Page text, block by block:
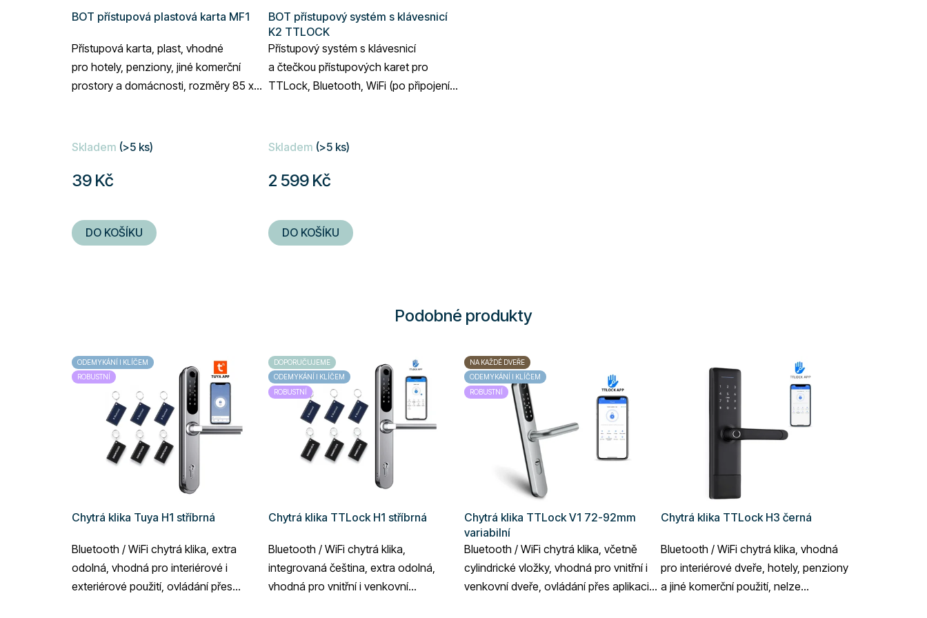
BOT přístupová plastová karta MF1
Přístupová karta, plast, vhodné
pro hotely, penziony, jiné komerční
prostory a domácnosti, rozměry 85 x
Skladem (>5 ks)
39 Kč
DO KOŠÍKU
BOT přístupový systém s klávesnicí
K2 TTLOCK
Přístupový systém s klávesnicí
a čtečkou přístupových karet pro
TTLock, Bluetooth, WiFi (po připojení
Skladem (>5 ks)
2 599 Kč
DO KOŠÍKU
Podobné produkty
ODEMYKÁNÍ I KLÍČEM
ROBUSTNÍ
Chytrá klika Tuya H1 stříbrná
Bluetooth / WiFi chytrá klika, extra
odolná, vhodná pro interiérové i
exteriérové použití, ovládání přes
DOPORUČUJEME
ODEMYKÁNÍ I KLÍČEM
ROBUSTNÍ
Chytrá klika TTLock H1 stříbrná
Bluetooth / WiFi chytrá klika,
integrovaná čeština, extra odolná,
vhodná pro vnitřní i venkovní
NA KAŽDÉ DVEŘE
ODEMYKÁNÍ I KLÍČEM
ROBUSTNÍ
Chytrá klika TTLock V1 72-92mm
variabilní
Bluetooth / WiFi chytrá klika, včetně
cylindrické vložky, vhodná pro vnitřní i
venkovní dveře, ovládání přes aplikaci
Chytrá klika TTLock H3 černá
Bluetooth / WiFi chytrá klika, vhodná
pro interiérové dveře, hotely, penziony
a jiné komerční použití, nelze